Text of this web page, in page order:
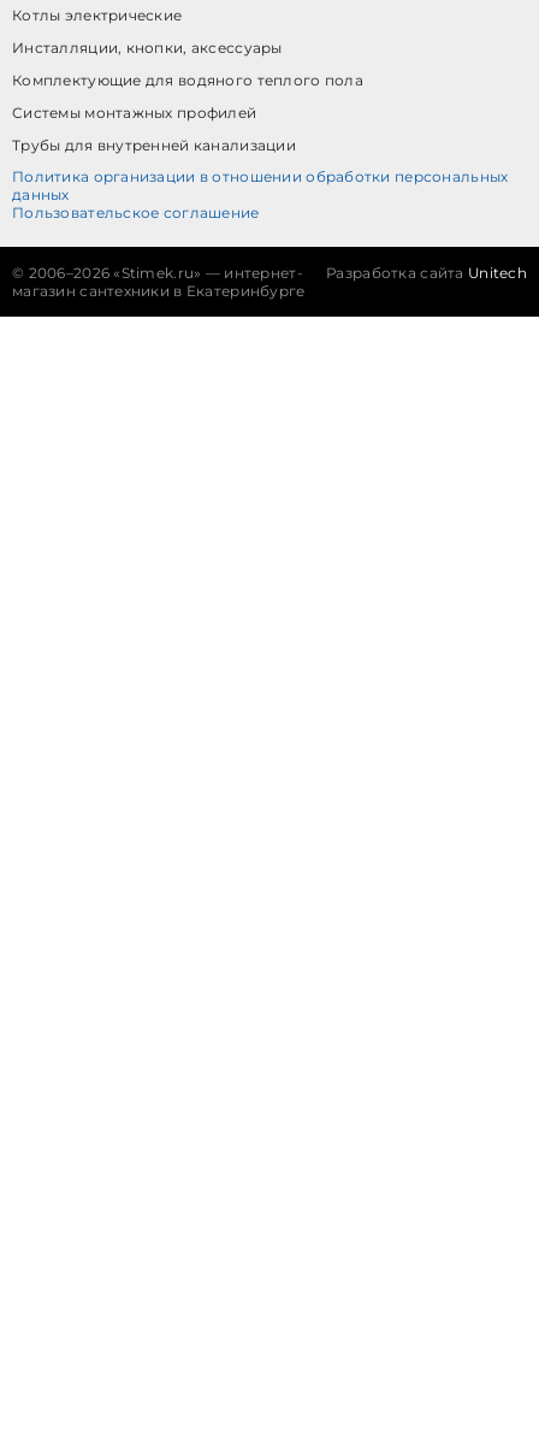
Котлы электрические
Инсталляции, кнопки, аксессуары
Комплектующие для водяного теплого пола
Системы монтажных профилей
Трубы для внутренней канализации
Политика организации в отношении обработки персональных
данных
Пользовательское соглашение
© 2006–2026 «Stimek.ru» — интернет-
магазин сантехники в Екатеринбурге
Разработка сайта Unitech